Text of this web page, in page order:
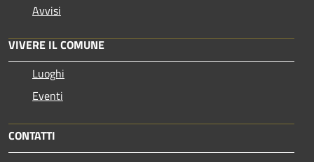
Avvisi
VIVERE IL COMUNE
Luoghi
Eventi
CONTATTI